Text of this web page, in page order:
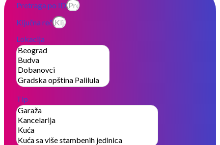
Pretraga po ID
Ključna reč
Lokacija
Tip